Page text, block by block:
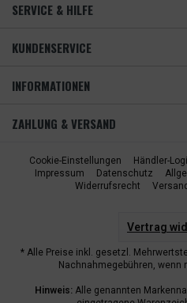
SERVICE & HILFE
KUNDENSERVICE
INFORMATIONEN
ZAHLUNG & VERSAND
Cookie-Einstellungen Händler-
Impressum
Datenschutz
Widerrufsrecht
Vertrag
* Alle Preise inkl. gesetzl.
Nachnahmegebühren, wenn
Hinweis: Alle genannten